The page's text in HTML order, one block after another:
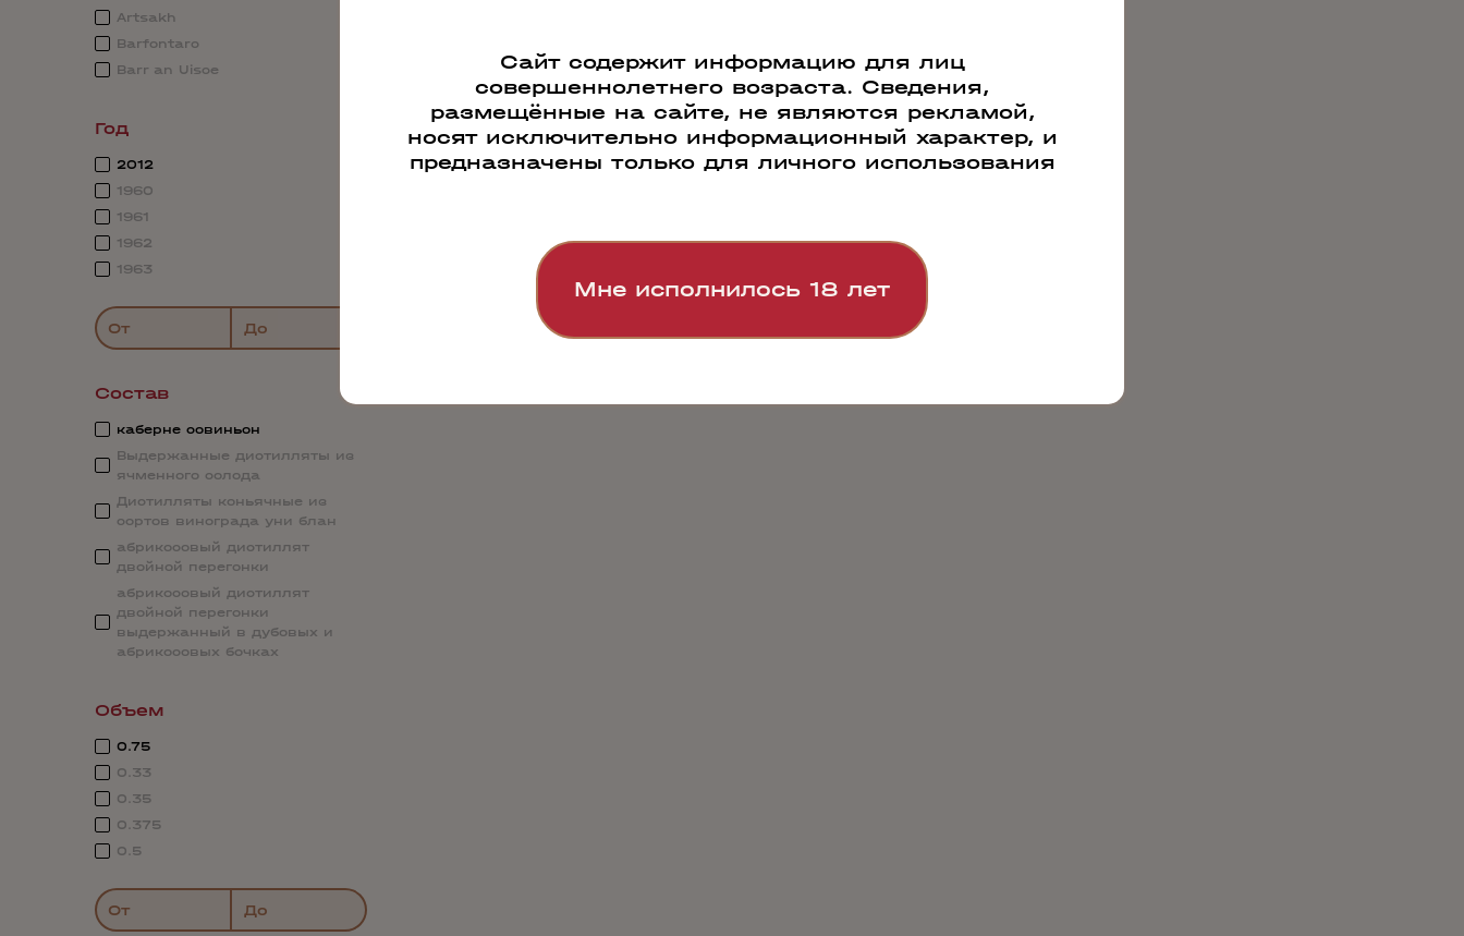
Artsakh
Barfontarc
Barr an Uisce
Год
2012
1960
1961
1962
1963
От До
Состав
каберне совиньон
Выдержанные дистилляты из
ячменного солода
Дистилляты коньячные из
сортов винограда уни блан
абрикосовый дистиллят
двойной перегонки
абрикосовый дистиллят
двойной перегонки
выдержанный в дубовых и
абрикосовых бочках
Объем
0.75
0.33
0.35
0.375
0.5
От До
Сайт содержит информацию для лиц
совершеннолетнего возраста. Сведения,
размещённые на сайте, не являются рекламой,
носят исключительно информационный характер, и
предназначены только для личного использования
Мне исполнилось 18 лет